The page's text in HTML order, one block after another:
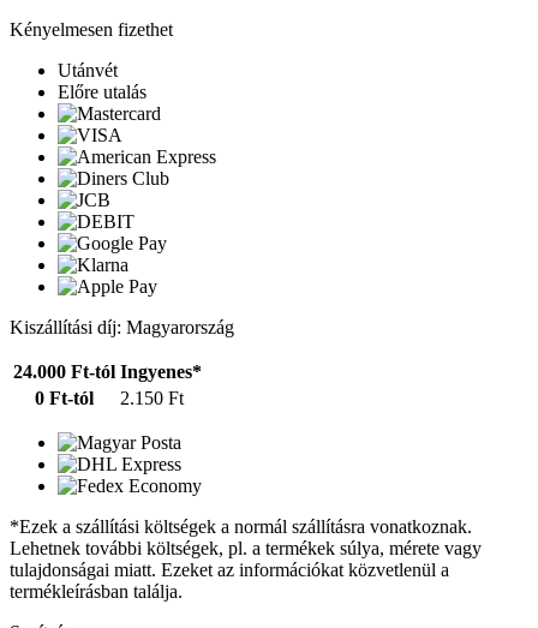
Kényelmesen fizethet
Utánvét
Előre utalás
Kiszállítási díj: Magyarország
24.000 Ft-tól Ingyenes*
0 Ft-tól
2.150 Ft
*Ezek a szállítási költségek a normál szállításra vonatkoznak.
Lehetnek további költségek, pl. a termékek súlya, mérete vagy
tulajdonságai miatt. Ezeket az információkat közvetlenül a
termékleírásban találja.